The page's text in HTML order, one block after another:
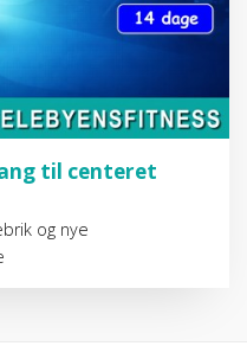
til centeret
og nye